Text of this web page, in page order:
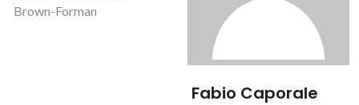
Brown-Forman
Fabio Caporale